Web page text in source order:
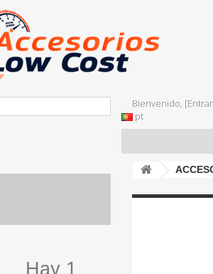
Bienvenido,
pt
Hay 1